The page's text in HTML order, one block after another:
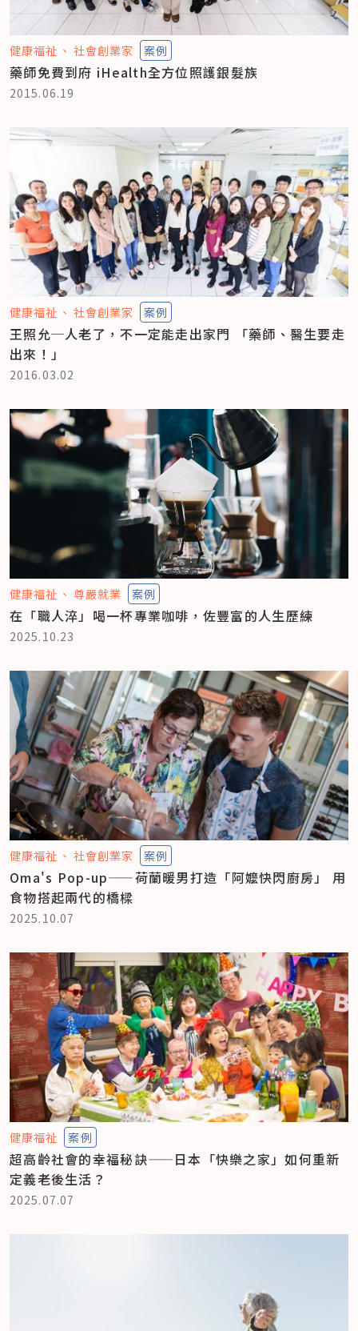
健康福祉 社會創業家 案例
藥師免費到府 iHealth全方位照護銀髮族
2015.06.19
健康福祉 社會創業家 案例
王照允─人老了，不一定能走出家門 「藥師、醫生要走
出來！」
2016.03.02
健康福祉 尊嚴就業 案例
在「職人淬」喝一杯專業咖啡，佐豐富的人生歷練
2025.10.23
健康福祉 社會創業家 案例
Oma's Pop-up——荷蘭暖男打造「阿嬤快閃廚房」 用
食物搭起兩代的橋樑
2025.10.07
健康福祉 案例
超高齡社會的幸福秘訣——日本「快樂之家」如何重新
定義老後生活？
2025.07.07